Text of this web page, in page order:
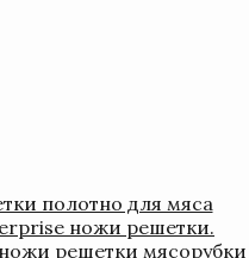
полотно для мяса
ножи решетки.
решетки мясорубки